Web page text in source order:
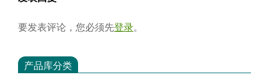
要发表评论，您必须先登录。
产品库分类